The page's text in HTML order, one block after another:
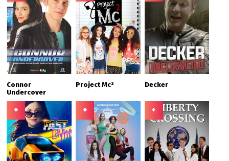
Connor
Undercover
Project Mc² Decker
+ + +